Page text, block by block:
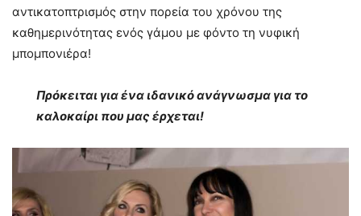
αντικατοπτρισμός στην πορεία του χρόνου της
καθημερινότητας ενός γάμου με φόντο τη νυφική
μπομπονιέρα!
Πρόκειται για ένα ιδανικό ανάγνωσμα για το
καλοκαίρι που μας έρχεται!